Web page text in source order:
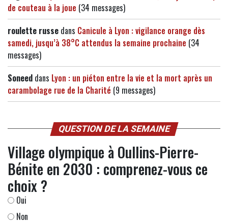
de couteau à la joue (34 messages)
roulette russe dans Canicule à Lyon : vigilance orange dès
samedi, jusqu’à 38°C attendus la semaine prochaine (34
messages)
Soneed dans Lyon : un piéton entre la vie et la mort après un
carambolage rue de la Charité (9 messages)
QUESTION DE LA SEMAINE
Village olympique à Oullins-Pierre-
Bénite en 2030 : comprenez-vous ce
choix ?
Oui
Non